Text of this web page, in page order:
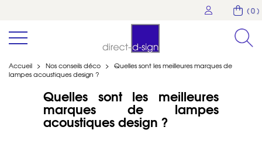
( 0 )
Accueil > Nos conseils déco > Quelles sont les meilleures marques de
lampes acoustiques design ?
Quelles sont les meilleures
marques de lampes
acoustiques design ?